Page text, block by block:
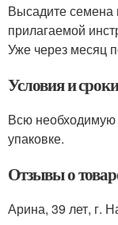
Высадите семена
прилагаемой
Уже через месяц
Условия и
Всю
упаковке.
Отзывы о
Арина, 39 лет, г.